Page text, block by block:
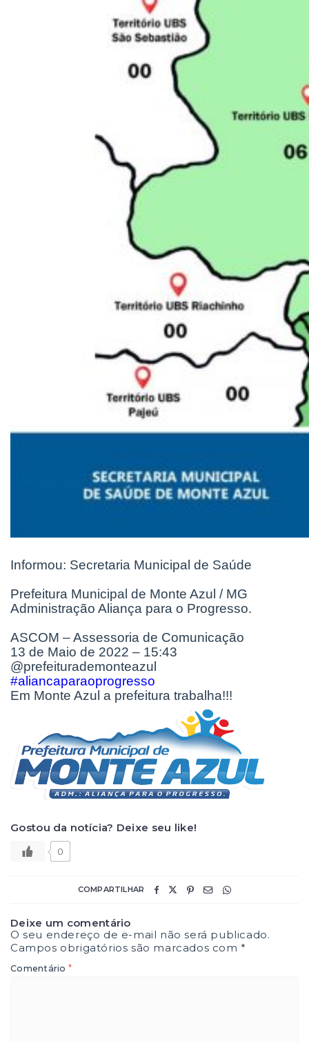
Informou: Secretaria Municipal de Saúde
Prefeitura Municipal de Monte Azul / MG
Administração Aliança para o Progresso.
ASCOM – Assessoria de Comunicação
13 de Maio de 2022 – 15:43
@prefeiturademonteazul
#aliancaparaoprogresso
Em Monte Azul a prefeitura trabalha!!!
Gostou da notícia? Deixe seu like!
0
COMPARTILHAR
Deixe um comentário
O seu endereço de e-mail não será publicado.
Campos obrigatórios são marcados com*
Comentário *